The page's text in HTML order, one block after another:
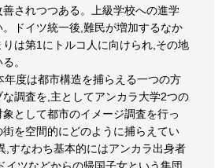
されつつある。上級学校への進学
ドイツ統一後,難民が増加するなか
は第1にトルコ人に向けられ,その地
。
度は都市構造を捕らえる一つの方
調査を,主としてアンカラ大学2つの
として都市のイメージ調査を行っ
を空間的にどのように捕らえてい
,すなわち基本的にはアンカラ出身者